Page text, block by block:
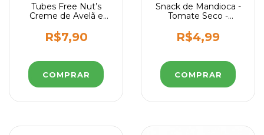
Tubes Free Nut’s
Creme de Avelã e
Glúten 50g | Natural
Life
R$7,90
Snack de Mandioca -
Tomate Seco -
R$4,99